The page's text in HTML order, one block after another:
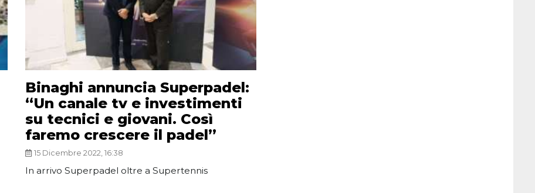
Binaghi annuncia Superpadel:
“Un canale tv e investimenti
su tecnici e giovani. Così
faremo crescere il padel”
15 Dicembre 2022, 16:38
In arrivo Superpadel oltre a Supertennis